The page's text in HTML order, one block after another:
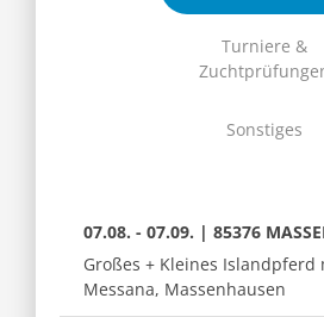
Turniere &
Sonstiges
07.08. - 07.09. | 85376
Großes + Kleines Islandpferd
Messana, Massenhausen